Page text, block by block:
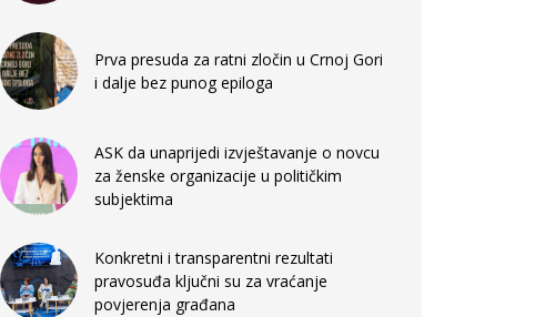
Prva presuda za ratni zločin u Crnoj Gori
i dalje bez punog epiloga
ASK da unaprijedi izvještavanje o novcu
za ženske organizacije u političkim
subjektima
Konkretni i transparentni rezultati
pravosuđa ključni su za vraćanje
povjerenja građana